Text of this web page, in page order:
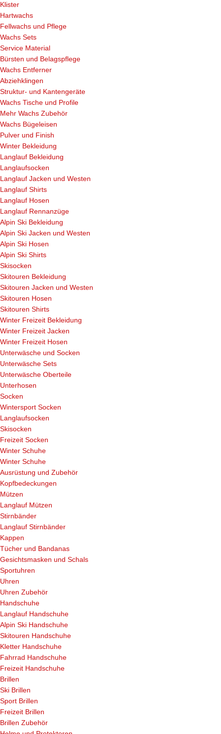
Klister
Hartwachs
Fellwachs und Pflege
Wachs Sets
Service Material
Bürsten und Belagspflege
Wachs Entferner
Abziehklingen
Struktur- und Kantengeräte
Wachs Tische und Profile
Mehr Wachs Zubehör
Wachs Bügeleisen
Pulver und Finish
Winter Bekleidung
Langlauf Bekleidung
Langlaufsocken
Langlauf Jacken und Westen
Langlauf Shirts
Langlauf Hosen
Langlauf Rennanzüge
Alpin Ski Bekleidung
Alpin Ski Jacken und Westen
Alpin Ski Hosen
Alpin Ski Shirts
Skisocken
Skitouren Bekleidung
Skitouren Jacken und Westen
Skitouren Hosen
Skitouren Shirts
Winter Freizeit Bekleidung
Winter Freizeit Jacken
Winter Freizeit Hosen
Unterwäsche und Socken
Unterwäsche Sets
Unterwäsche Oberteile
Unterhosen
Socken
Wintersport Socken
Langlaufsocken
Skisocken
Freizeit Socken
Winter Schuhe
Winter Schuhe
Ausrüstung und Zubehör
Kopfbedeckungen
Mützen
Langlauf Mützen
Stirnbänder
Langlauf Stirnbänder
Kappen
Tücher und Bandanas
Gesichtsmasken und Schals
Sportuhren
Uhren
Uhren Zubehör
Handschuhe
Langlauf Handschuhe
Alpin Ski Handschuhe
Skitouren Handschuhe
Kletter Handschuhe
Fahrrad Handschuhe
Freizeit Handschuhe
Brillen
Ski Brillen
Sport Brillen
Freizeit Brillen
Brillen Zubehör